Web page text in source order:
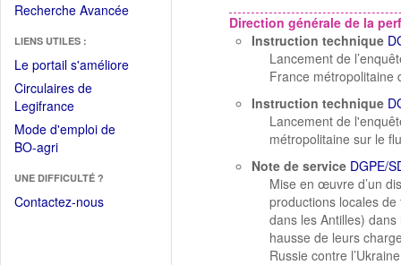
Recherche Avancée
LIENS UTILES :
Le portail s'améliore(Fichier
Circulaires de
Legifrance(Ouvrir
dans
une
fenêtre)
Mode d'emploi de
BO-agri(Ouvrir
une
nouvelle
UNE DIFFICULTÉ ?
Contactez-nous
Direction générale de la
Instruction technique
Lancement de
France métropolitaine
Instruction technique
Lancement de
métropolitaine sur le
Note de service DGPE/
Mise en œuvre d’un
productions locales
dans les Antilles)
hausse de leurs
Russie contre